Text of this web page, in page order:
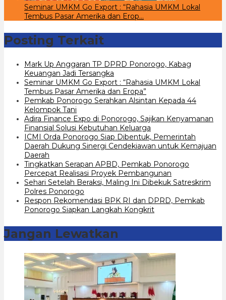
Seminar UMKM Go Export : “Rahasia UMKM Lokal
Tembus Pasar Amerika dan Erop…
Posting Terkait
Mark Up Anggaran TP DPRD Ponorogo, Kabag
Keuangan Jadi Tersangka
Seminar UMKM Go Export : “Rahasia UMKM Lokal
Tembus Pasar Amerika dan Eropa”
Pemkab Ponorogo Serahkan Alsintan Kepada 44
Kelompok Tani
Adira Finance Expo di Ponorogo, Sajikan Kenyamanan
Finansial Solusi Kebutuhan Keluarga
ICMI Orda Ponorogo Siap Dibentuk, Pemerintah
Daerah Dukung Sinergi Cendekiawan untuk Kemajuan
Daerah
Tingkatkan Serapan APBD, Pemkab Ponorogo
Percepat Realisasi Proyek Pembangunan
Sehari Setelah Beraksi, Maling Ini Dibekuk Satreskrim
Polres Ponorogo
Respon Rekomendasi BPK RI dan DPRD, Pemkab
Ponorogo Siapkan Langkah Kongkrit
Jangan Lewatkan